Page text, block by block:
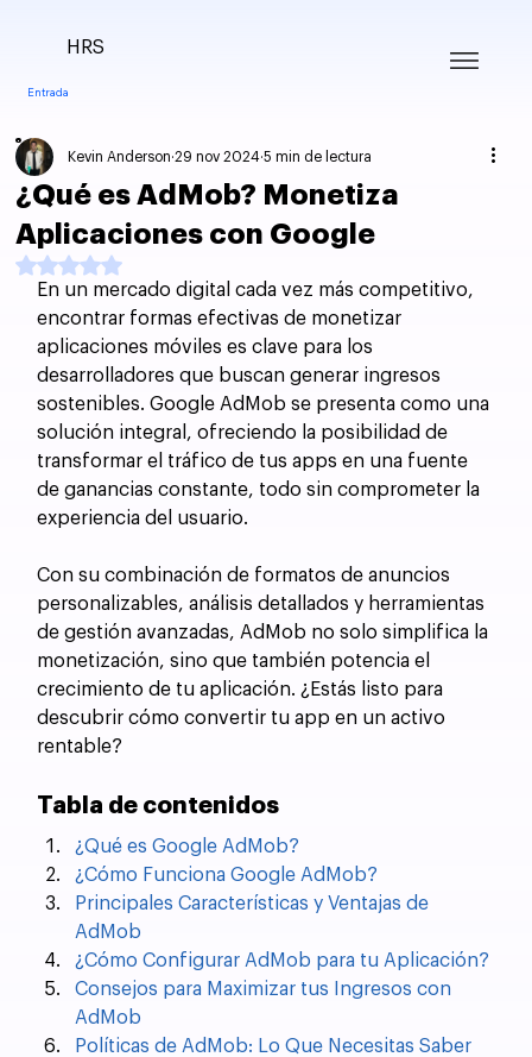
Entrada
HRS
¿Qué es AdMob? Monetiza
Aplicaciones con Google
Kevin Anderson 29 nov 2024 5 min de lectura
Obtuvo NaN de 5 estrellas.
En un mercado digital cada vez más competitivo,
encontrar formas efectivas de monetizar
aplicaciones móviles es clave para los
desarrolladores que buscan generar ingresos
sostenibles. Google AdMob se presenta como una
solución integral, ofreciendo la posibilidad de
transformar el tráfico de tus apps en una fuente
de ganancias constante, todo sin comprometer la
experiencia del usuario.
Con su combinación de formatos de anuncios
personalizables, análisis detallados y herramientas
de gestión avanzadas, AdMob no solo simplifica la
monetización, sino que también potencia el
crecimiento de tu aplicación. ¿Estás listo para
descubrir cómo convertir tu app en un activo
rentable?
Tabla de contenidos
¿Qué es Google AdMob?
¿Cómo Funciona Google AdMob?
Principales Características y Ventajas de
AdMob
¿Cómo Configurar AdMob para tu Aplicación?
Consejos para Maximizar tus Ingresos con
AdMob
Políticas de AdMob: Lo Que Necesitas Saber